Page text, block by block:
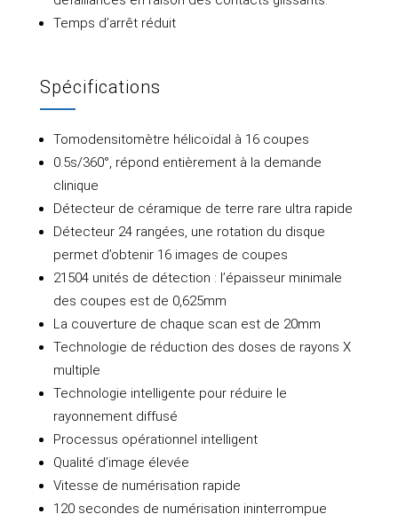
Temps d’arrêt réduit
Spécifications
Tomodensitomètre hélicoïdal à 16 coupes
0.5s/360°, répond entièrement à la demande
clinique
Détecteur de céramique de terre rare ultra rapide
Détecteur 24 rangées, une rotation du disque
permet d’obtenir 16 images de coupes
21504 unités de détection : l’épaisseur minimale
des coupes est de 0,625mm
La couverture de chaque scan est de 20mm
Technologie de réduction des doses de rayons X
multiple
Technologie intelligente pour réduire le
rayonnement diffusé
Processus opérationnel intelligent
Qualité d’image élevée
Vitesse de numérisation rapide
120 secondes de numérisation ininterrompue